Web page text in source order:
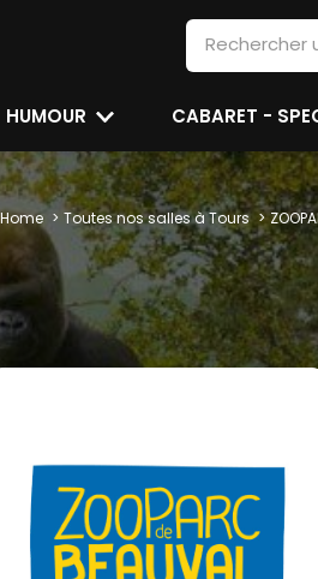
HUMOUR CABARET -
Home Toutes nos salles à Tours